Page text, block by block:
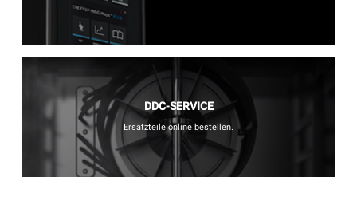
DDC-SERVICE
Ersatzteile online bestellen.